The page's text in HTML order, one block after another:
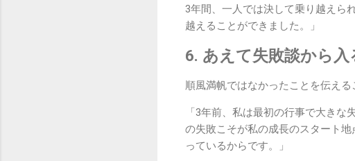
3年間、一人では決して乗り越えら
越えることができました。」
6. あえて失敗談から
順風満帆ではなかったことを伝え
「3年前、私は最初の行事で大き
の失敗こそが私の成長のスタート
っているからです。」